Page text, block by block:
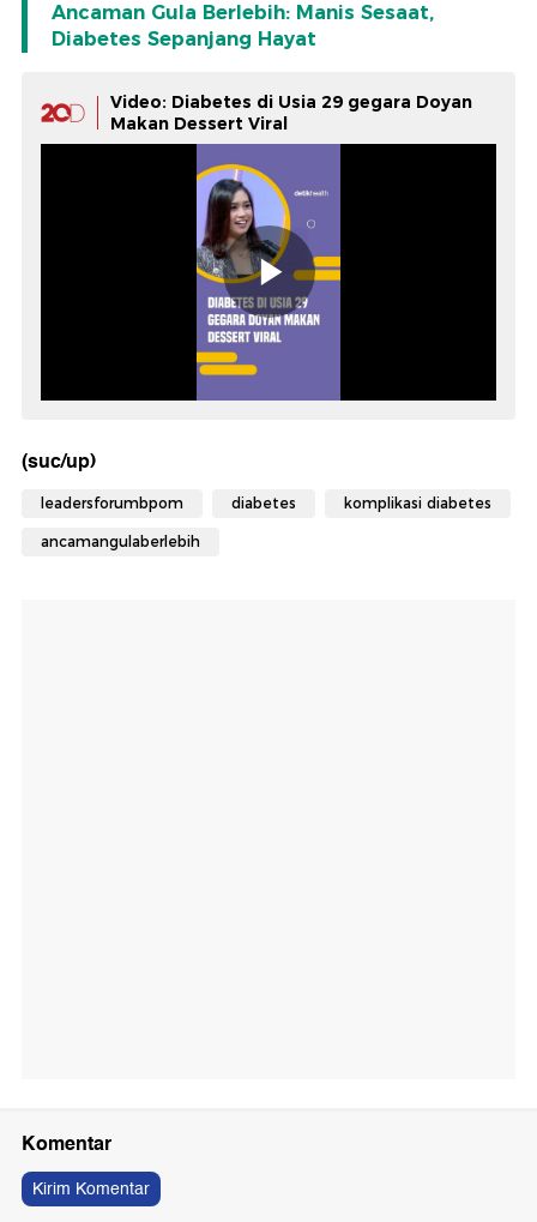
Ancaman Gula Berlebih: Manis Sesaat,
Diabetes Sepanjang Hayat
Video: Diabetes di Usia 29 gegara Doyan
Makan Dessert Viral
(suc/up)
leadersforumbpom diabetes komplikasi diabetes
ancamangulaberlebih
Komentar
Kirim Komentar